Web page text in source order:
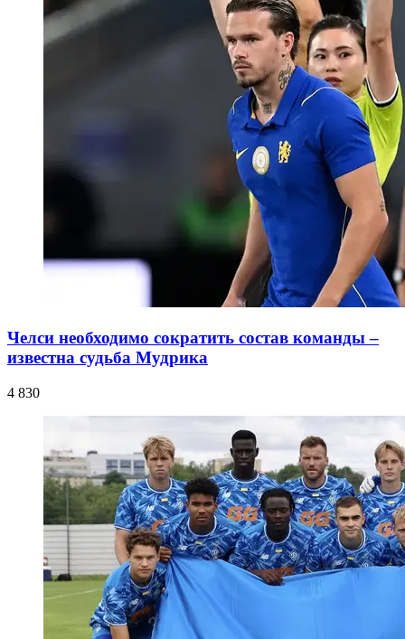
Челси необходимо сократить состав команды –
известна судьба Мудрика
4 830